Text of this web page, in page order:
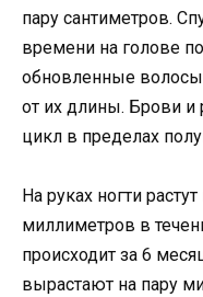
пару сантиметров.
времени на голове
обновленные
от их длины. Брови
цикл в пределах
На руках ногти
миллиметров в
происходит за 6
вырастают на пару